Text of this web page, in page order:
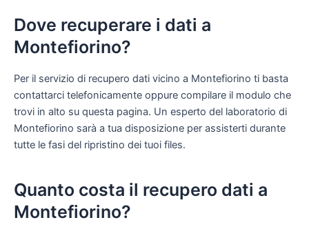
Dove recuperare i dati a
Montefiorino?
Per il servizio di recupero dati vicino a Montefiorino ti basta
contattarci telefonicamente oppure compilare il modulo che
trovi in alto su questa pagina. Un esperto del laboratorio di
Montefiorino sarà a tua disposizione per assisterti durante
tutte le fasi del ripristino dei tuoi files.
Quanto costa il recupero dati a
Montefiorino?